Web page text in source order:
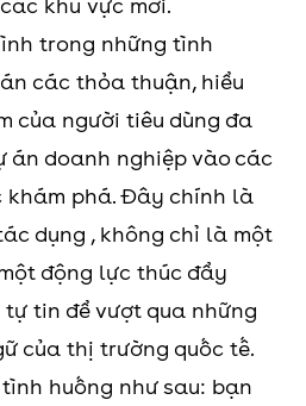
khu vực mới.
trong những tình
các thỏa thuận, hiểu
của người tiêu dùng đa
án doanh nghiệp vào các
phá. Đây chính là
dụng , không chỉ là một
động lực thúc đẩy
tin để vượt qua những
của thị trường quốc tế.
huống như sau: bạn